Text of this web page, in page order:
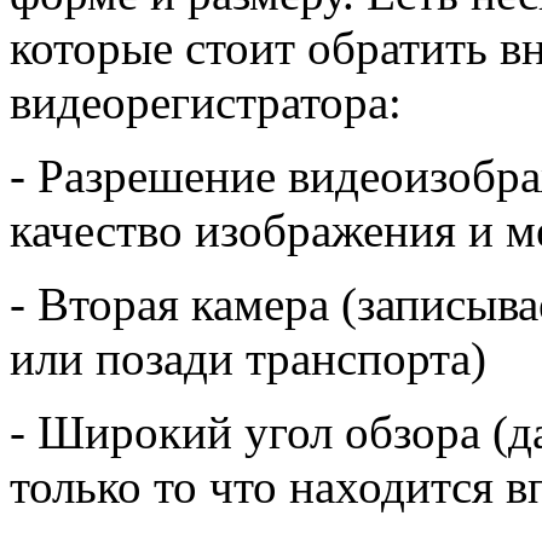
которые стоит обратить
видеорегистратора:
- Разрешение
качество изображения и
- Вторая камера
или позади транспорта)
- Широкий угол обзора
только то что находится